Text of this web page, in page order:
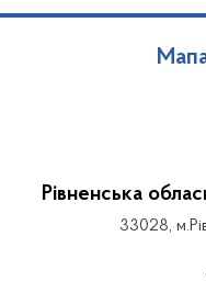
Рівненська
33028,